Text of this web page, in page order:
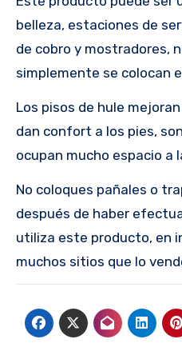
belleza, estaciones de
de cobro y mostradores,
simplemente se colocan
Los pisos de hule
dan confort a los pies,
ocupan mucho espacio a
No coloques pañales o
después de haber
utiliza este producto, en
muchos sitios que lo